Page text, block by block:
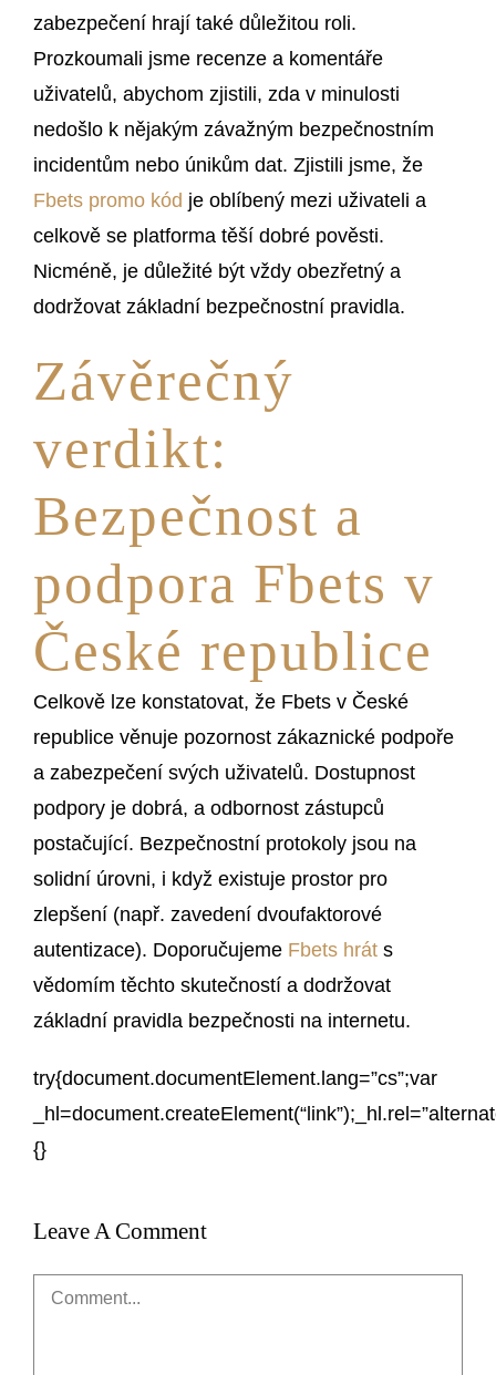
zabezpečení hrají také důležitou roli.
Prozkoumali jsme recenze a komentáře
uživatelů, abychom zjistili, zda v minulosti
nedošlo k nějakým závažným bezpečnostním
incidentům nebo únikům dat. Zjistili jsme, že
Fbets promo kód je oblíbený mezi uživateli a
celkově se platforma těší dobré pověsti.
Nicméně, je důležité být vždy obezřetný a
dodržovat základní bezpečnostní pravidla.
Závěrečný
verdikt:
Bezpečnost a
podpora Fbets v
České republice
Celkově lze konstatovat, že Fbets v České
republice věnuje pozornost zákaznické podpoře
a zabezpečení svých uživatelů. Dostupnost
podpory je dobrá, a odbornost zástupců
postačující. Bezpečnostní protokoly jsou na
solidní úrovni, i když existuje prostor pro
zlepšení (např. zavedení dvoufaktorové
autentizace). Doporučujeme Fbets hrát s
vědomím těchto skutečností a dodržovat
základní pravidla bezpečnosti na internetu.
try{document.documentElement.lang=”cs”;var
{}
Leave A Comment
Comment